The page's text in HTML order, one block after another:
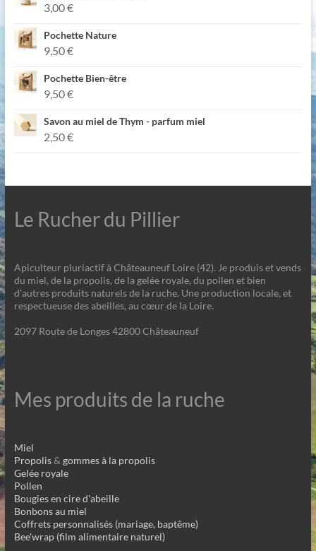
3,00€
Pochette Nature
9,50€
Pochette Bien-être
9,50€
Savon au miel de Thym - parfum miel
2,50€
Le Rucher du Pillier
Apiculteur pluriactif à Châteauneuf Loire (42). Je produis et vends
du miel, de la propolis, de la gelée royale, du pollen et bien
d'autres produits naturels de la ruche. Une production locale, et
respectueuse des abeilles, au cœur de la Loire.
2097 Route de Longes 42800 Châteauneuf
Mes produits de la ruche
Miel
Propolis& gommes à la propolis
Gelée royale
Pollen
Bougies en cire d'abeille
Bonbons au miel
Coffrets personnalisés (mariage, baptême)
Bee'wrap (film alimentaire naturel)